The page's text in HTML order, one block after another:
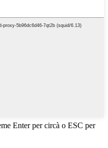
Enter per circà o ESC per